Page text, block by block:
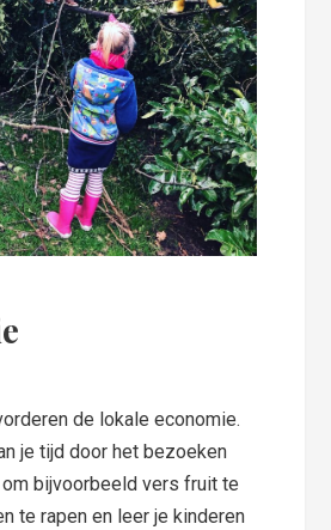
de lokale economie.
je tijd door het bezoeken
bijvoorbeeld vers fruit te
te rapen en leer je kinderen